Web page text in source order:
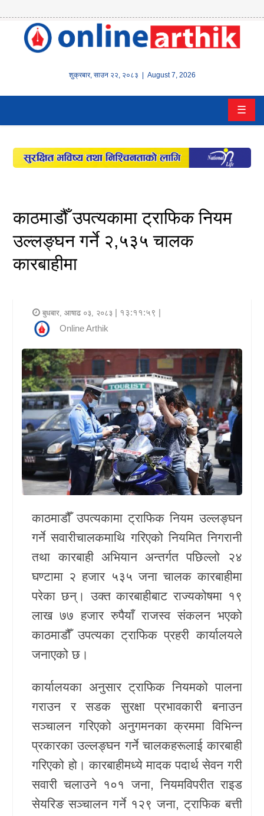
शुक्रबार, साउन २२, २०८३ | August 7, 2026
होम
वित्त
इन्स्योरेन्स
अटो
कला
राजनीति
भिडियो
अन्य
समाचार
सूचना
र
प्रविधि
शिक्षा
स्वास्थ्य
खेलकुद
Unicode
☰
काठमाडौँ उपत्यकामा ट्राफिक नियम
उल्लङ्घन गर्ने २,५३५ चालक
कारबाहीमा
बुधबार, आषाढ ०३, २०८३ | १३:११:५९ |
Online Arthik
काठमाडौँ उपत्यकामा ट्राफिक नियम उल्लङ्घन
गर्ने सवारीचालकमाथि गरिएको नियमित निगरानी
तथा कारबाही अभियान अन्तर्गत पछिल्लो २४
घण्टामा २ हजार ५३५ जना चालक कारबाहीमा
परेका छन्। उक्त कारबाहीबाट राज्यकोषमा १९
लाख ७७ हजार रुपैयाँ राजस्व संकलन भएको
काठमाडौँ उपत्यका ट्राफिक प्रहरी कार्यालयले
जनाएको छ।
कार्यालयका अनुसार ट्राफिक नियमको पालना
गराउन र सडक सुरक्षा प्रभावकारी बनाउन
सञ्चालन गरिएको अनुगमनका क्रममा विभिन्न
प्रकारका उल्लङ्घन गर्ने चालकहरूलाई कारबाही
गरिएको हो। कारबाहीमध्ये मादक पदार्थ सेवन गरी
सवारी चलाउने १०१ जना, नियमविपरीत राइड
सेयरिङ सञ्चालन गर्ने १२९ जना, ट्राफिक बत्ती